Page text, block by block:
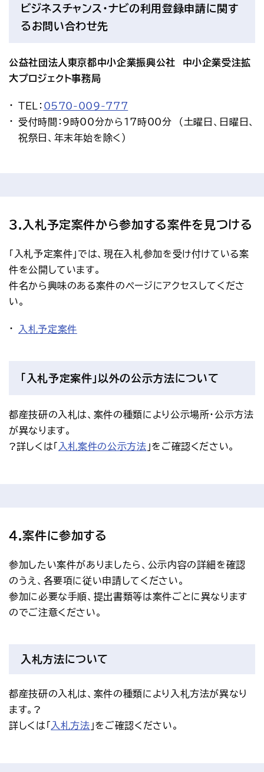
ビジネスチャンス・ナビの利用登録申請に関す
るお問い合わせ先
公益社団法人東京都中小企業振興公社　中小企業受注拡
大プロジェクト事務局
TEL： 0570-009-777
受付時間：9時00分から17時00分　（土曜日、日曜日、
祝祭日、年末年始を除く）
3.入札予定案件から参加する案件を見つける
「入札予定案件」では、現在入札参加を受け付けている案
件を公開しています。
件名から興味のある案件のページにアクセスしてくださ
い。
入札予定案件
「入札予定案件」以外の公示方法について
都産技研の入札は、案件の種類により公示場所・公示方法
が異なります。
?詳しくは「
入札案件の公示方法 」をご確認ください。
4.案件に参加する
参加したい案件がありましたら、公示内容の詳細を確認
のうえ、各要項に従い申請してください。
参加に必要な手順、提出書類等は案件ごとに異なります
のでご注意ください。
入札方法について
都産技研の入札は、案件の種類により入札方法が異なり
ます。?
詳しくは「
入札方法 」をご確認ください。